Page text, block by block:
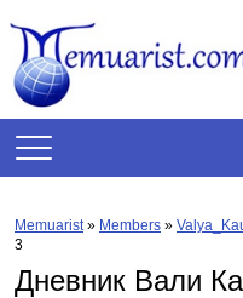
Memuarist» Members »
3
Дневник Вали